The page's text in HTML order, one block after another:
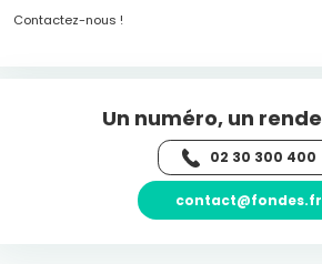
Contactez-nous !
Un numéro, un
02 30 300 400
contact@fondes.fr